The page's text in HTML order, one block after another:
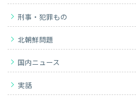
刑事・犯罪もの
北朝鮮問題
国内ニュース
実話